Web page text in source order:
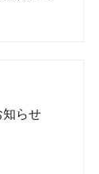
知らせ